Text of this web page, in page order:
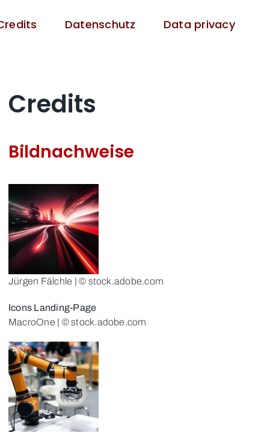
Datenschutz Data privacy
Credits
Bildnachweise
Jürgen Fälchle | © stock.adobe.com
Icons Landing-Page
MacroOne | © stock.adobe.com